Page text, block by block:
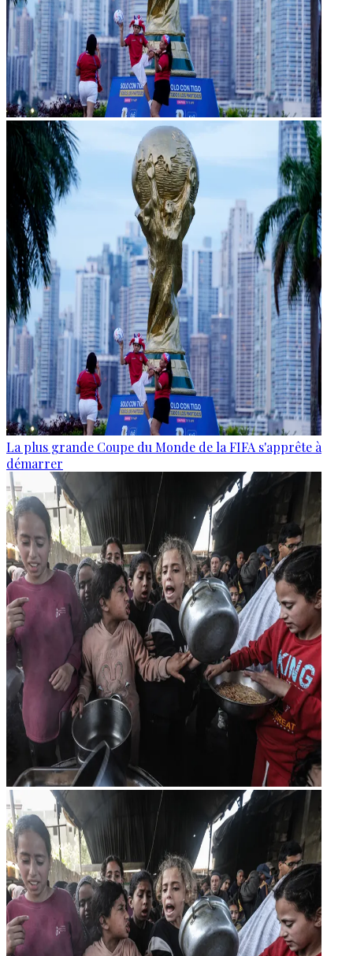
La plus grande Coupe du Monde de la FIFA s'apprête à
démarrer